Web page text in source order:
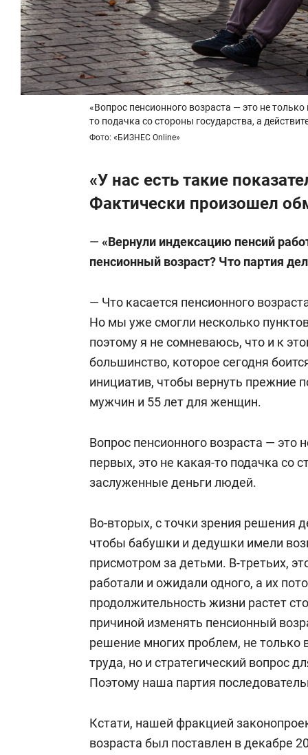
«Вопрос пенсионного возраста — это не
то подачка со стороны государства, а
Фото: «БИЗНЕС Online»
«У нас есть такие
Фактически произошел
— «Вернули индексацию пенсий
пенсионный возраст? Что партия
— Что касается пенсионного
Но мы уже смогли несколько
поэтому я не сомневаюсь, что и к
большинство, которое сегодня
инициатив, чтобы вернуть прежние
мужчин и 55 лет для женщин.
Вопрос пенсионного возраста — это
первых, это не какая-то подачка со
заслуженные деньги людей.
Во-вторых, с точки зрения решения
чтобы бабушки и дедушки имели
присмотром за детьми. В-третьих,
работали и ожидали одного, а их
продолжительность жизни растет
причиной изменять пенсионный
решение многих проблем, не
труда, но и стратегический вопрос
Поэтому наша партия
Кстати, нашей фракцией
возраста был поставлен в декабре